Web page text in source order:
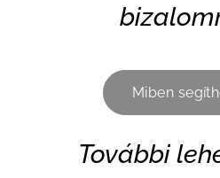
Miben
További